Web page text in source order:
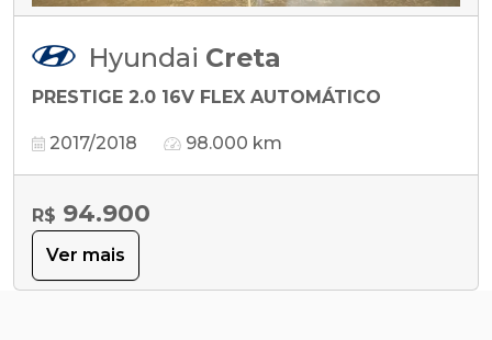
Hyundai Creta
PRESTIGE 2.0 16V FLEX AUTOMÁTICO
2017/2018 98.000 km
R$ 94.900
Ver mais